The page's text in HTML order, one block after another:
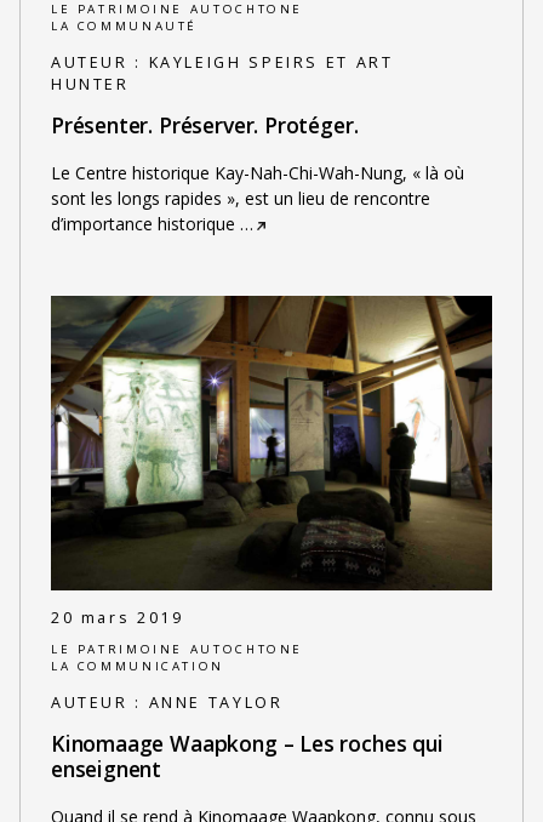
LE PATRIMOINE AUTOCHTONE
LA COMMUNAUTÉ
AUTEUR : KAYLEIGH SPEIRS ET ART
HUNTER
Présenter. Préserver. Protéger.
Le Centre historique Kay-Nah-Chi-Wah-Nung, « là où
sont les longs rapides », est un lieu de rencontre
d’importance historique …
20 mars 2019
LE PATRIMOINE AUTOCHTONE
LA COMMUNICATION
AUTEUR : ANNE TAYLOR
Kinomaage Waapkong – Les roches qui
enseignent
Quand il se rend à Kinomaage Waapkong, connu sous